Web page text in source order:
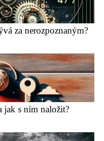
za nerozpoznaným?
jak s ním naložit?